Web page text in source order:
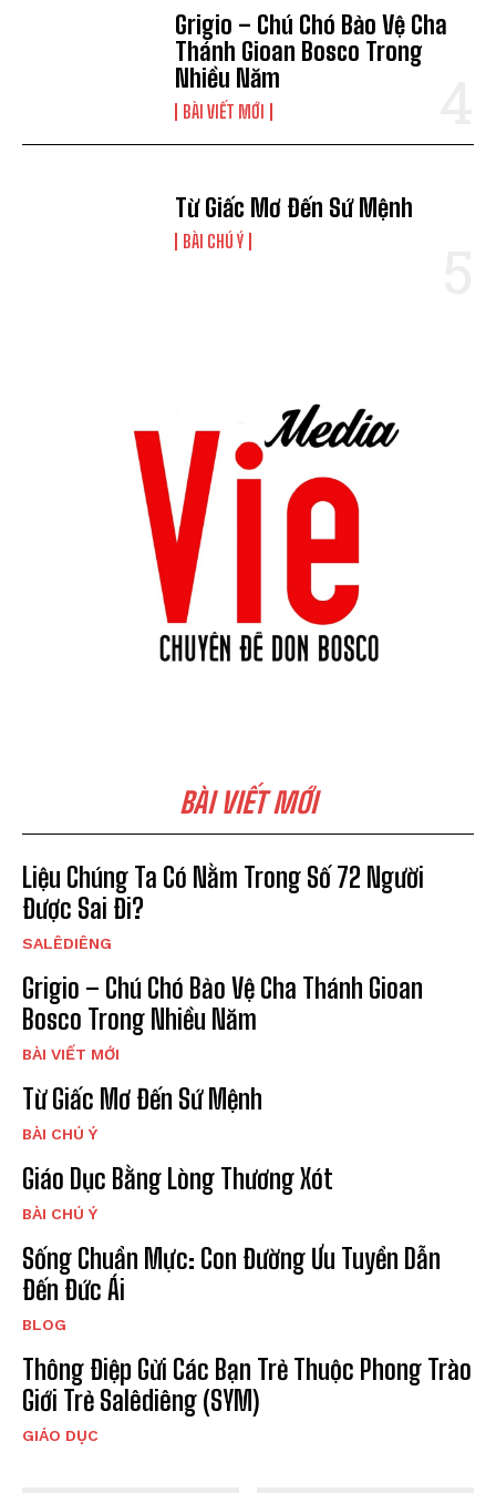
Grigio – Chú Chó Bảo Vệ Cha
Thánh Gioan Bosco Trong
Nhiều Năm
BÀI VIẾT MỚI
Từ Giấc Mơ Đến Sứ Mệnh
BÀI CHÚ Ý
BÀI VIẾT MỚI
Liệu Chúng Ta Có Nằm Trong Số 72 Người
Được Sai Đi?
SALÊDIÊNG
Grigio – Chú Chó Bảo Vệ Cha Thánh Gioan
Bosco Trong Nhiều Năm
BÀI VIẾT MỚI
Từ Giấc Mơ Đến Sứ Mệnh
BÀI CHÚ Ý
Giáo Dục Bằng Lòng Thương Xót
BÀI CHÚ Ý
Sống Chuẩn Mực: Con Đường Ưu Tuyển Dẫn
Đến Đức Ái
BLOG
Thông Điệp Gửi Các Bạn Trẻ Thuộc Phong Trào
Giới Trẻ Salêdiêng (SYM)
GIÁO DỤC